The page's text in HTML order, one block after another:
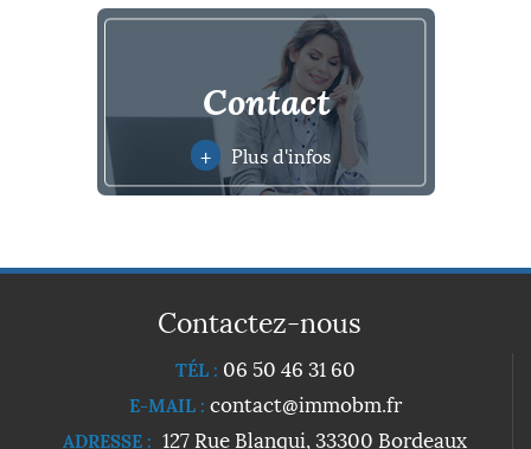
contact
Plus d'infos
+
Contactez-nous
TÉL : 06 50 46 31 60
E-MAIL : contact@immobm.fr
ADRESSE : 127 Rue Blanqui, 33300 Bordeaux